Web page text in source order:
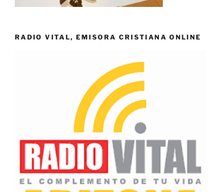
RADIO VITAL, EMISORA CRISTIANA ONLINE